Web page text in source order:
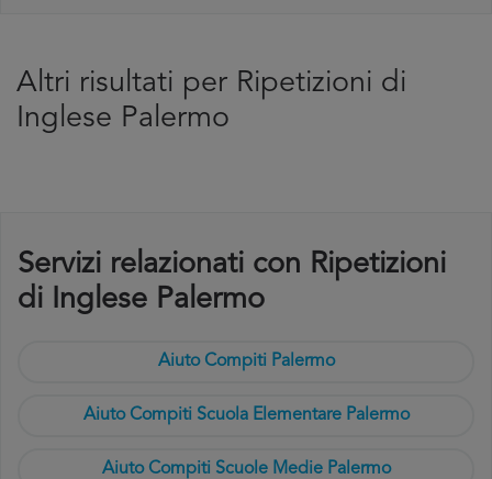
Altri risultati per Ripetizioni di
Inglese Palermo
Servizi relazionati con Ripetizioni
di Inglese Palermo
Aiuto Compiti Palermo
Aiuto Compiti Scuola Elementare Palermo
Aiuto Compiti Scuole Medie Palermo